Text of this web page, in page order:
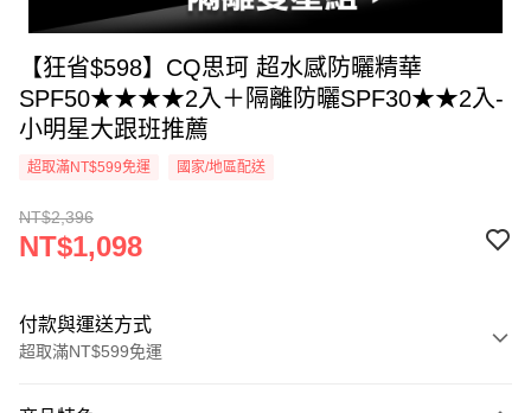
【狂省$598】CQ思珂 超水感防曬精華
SPF50★★★★2入＋隔離防曬SPF30★★2入-
小明星大跟班推薦
超取滿NT$599免運 國家/地區配送
NT$2,396
NT$1,098
付款與運送方式
超取滿NT$599免運